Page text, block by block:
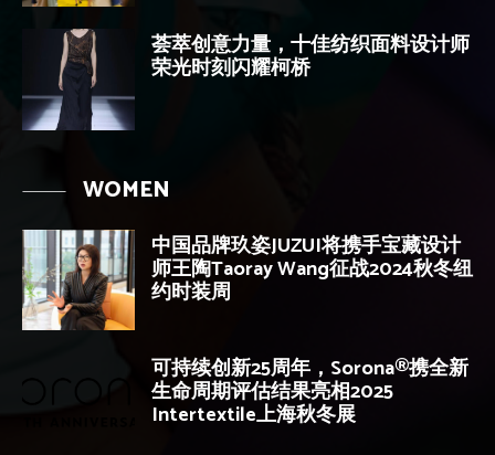
荟萃创意力量，十佳纺织面料设计师
荣光时刻闪耀柯桥
WOMEN
中国品牌玖姿JUZUI将携手宝藏设计
师王陶Taoray Wang征战2024秋冬纽
约时装周
可持续创新25周年，Sorona®携全新
生命周期评估结果亮相2025
Intertextile上海秋冬展